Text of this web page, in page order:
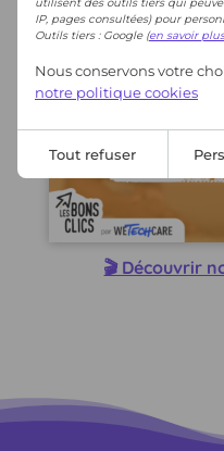
IP, pages consultées) pour
Outils tiers : Google (en savoir plus
Nous conservons votre
notre politique cookies
Tout refuser